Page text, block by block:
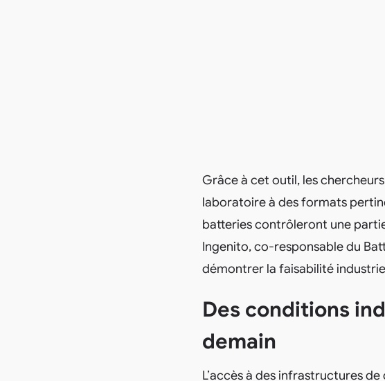
Grâce à cet outil, les
laboratoire à des formats
batteries contrôleront une
Ingenito, co-responsable du
démontrer la faisabilité
Des conditions
demain
L’accès à des infrastructures